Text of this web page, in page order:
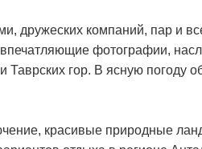
дружеских компаний, пар и
фотографии,
гор. В ясную погоду
красивые природные